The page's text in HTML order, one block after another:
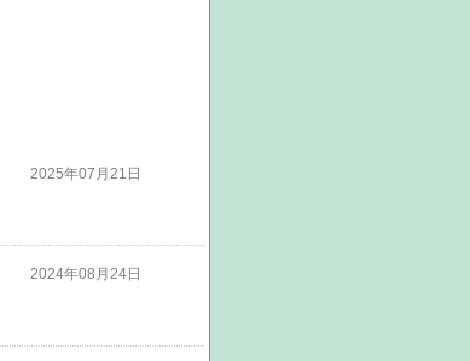
2025年07月21日
2024年08月24日